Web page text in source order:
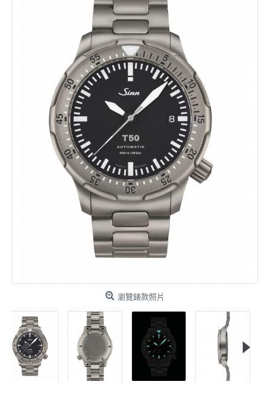
瀏覽錶款照片